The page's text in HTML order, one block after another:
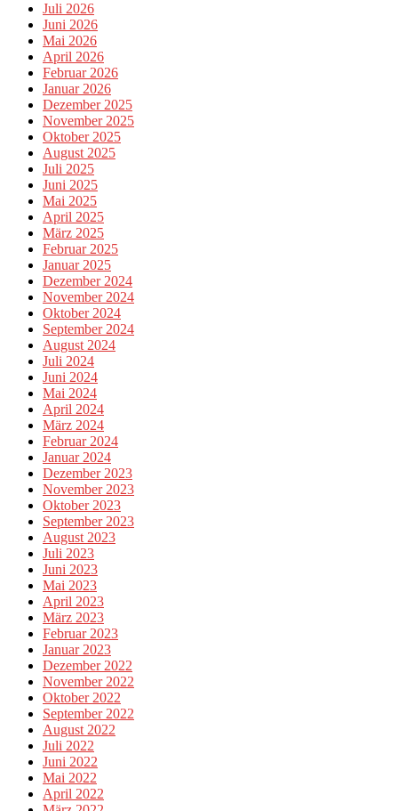
Juli 2026
Juni 2026
Mai 2026
April 2026
Februar 2026
Januar 2026
Dezember 2025
November 2025
Oktober 2025
August 2025
Juli 2025
Juni 2025
Mai 2025
April 2025
März 2025
Februar 2025
Januar 2025
Dezember 2024
November 2024
Oktober 2024
September 2024
August 2024
Juli 2024
Juni 2024
Mai 2024
April 2024
März 2024
Februar 2024
Januar 2024
Dezember 2023
November 2023
Oktober 2023
September 2023
August 2023
Juli 2023
Juni 2023
Mai 2023
April 2023
März 2023
Februar 2023
Januar 2023
Dezember 2022
November 2022
Oktober 2022
September 2022
August 2022
Juli 2022
Juni 2022
Mai 2022
April 2022